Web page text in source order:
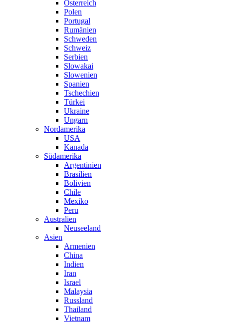
Österreich
Polen
Portugal
Rumänien
Schweden
Schweiz
Serbien
Slowakai
Slowenien
Spanien
Tschechien
Türkei
Ukraine
Ungarn
Nordamerika
USA
Kanada
Südamerika
Argentinien
Brasilien
Bolivien
Chile
Mexiko
Peru
Australien
Neuseeland
Asien
Armenien
China
Indien
Iran
Israel
Malaysia
Russland
Thailand
Vietnam